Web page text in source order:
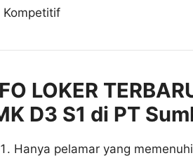
Kompetitif
LOKER
D3 S1 di PT
Hanya pelamar yang